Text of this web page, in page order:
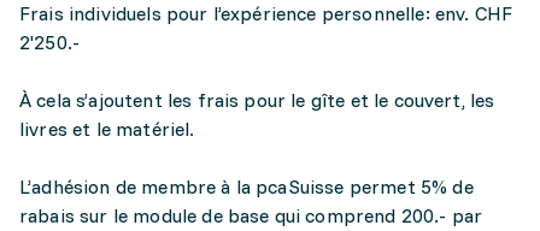
Frais individuels pour l’expérience personnelle: env. CHF
2'250.-
À cela s’ajoutent les frais pour le gîte et le couvert, les
livres et le matériel.
L’adhésion de membre à la pcaSuisse permet 5% de
rabais sur le module de base qui comprend 200.- par